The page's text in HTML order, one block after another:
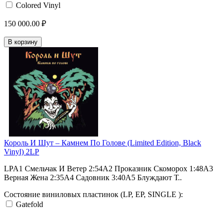
Colored Vinyl
150 000.00 ₽
В корзину
Король И Шут ‎– Камнем По Голове (Limited Edition, Black
Vinyl) 2LP
LPA1 Смельчак И Ветер 2:54A2 Проказник Скоморох 1:48A3
Верная Жена 2:35A4 Садовник 3:40A5 Блуждают Т..
Состояние виниловых пластинок (LP, EP, SINGLE ):
Gatefold